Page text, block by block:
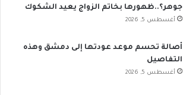
جوهر؟..ظهورها بخاتم الزواج يعيد الشكوك
أغسطس 5, 2026
أصالة تحسم موعد عودتها إلى دمشق وهذه
التفاصيل
أغسطس 5, 2026